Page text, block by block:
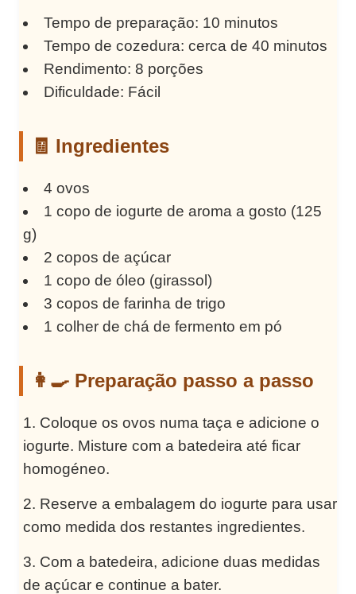
Tempo de preparação: 10 minutos
Tempo de cozedura: cerca de 40 minutos
Rendimento: 8 porções
Dificuldade: Fácil
🧾 Ingredientes
4 ovos
1 copo de iogurte de aroma a gosto (125
g)
2 copos de açúcar
1 copo de óleo (girassol)
3 copos de farinha de trigo
1 colher de chá de fermento em pó
👩‍🍳 Preparação passo a passo
Coloque os ovos numa taça e adicione o
iogurte. Misture com a batedeira até ficar
homogéneo.
Reserve a embalagem do iogurte para usar
como medida dos restantes ingredientes.
Com a batedeira, adicione duas medidas
de açúcar e continue a bater.